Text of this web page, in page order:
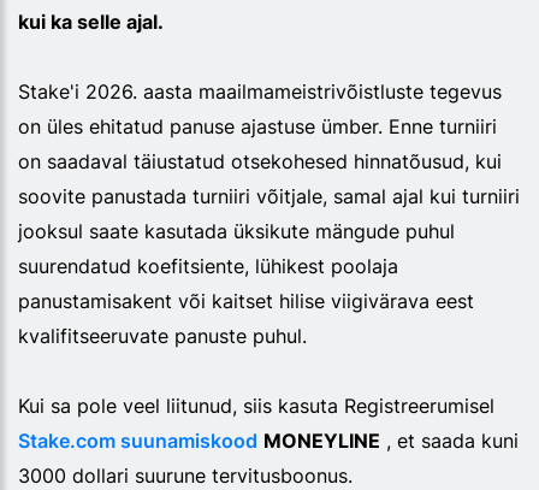
kui ka selle ajal.
Stake'i 2026. aasta maailmameistrivõistluste tegevus
on üles ehitatud panuse ajastuse ümber. Enne turniiri
on saadaval täiustatud otsekohesed hinnatõusud, kui
soovite panustada turniiri võitjale, samal ajal kui turniiri
jooksul saate kasutada üksikute mängude puhul
suurendatud koefitsiente, lühikest poolaja
panustamisakent või kaitset hilise viigivärava eest
kvalifitseeruvate panuste puhul.
Kui sa pole veel liitunud, siis kasuta Registreerumisel
Stake.com suunamiskood MONEYLINE , et saada kuni
3000 dollari suurune tervitusboonus.